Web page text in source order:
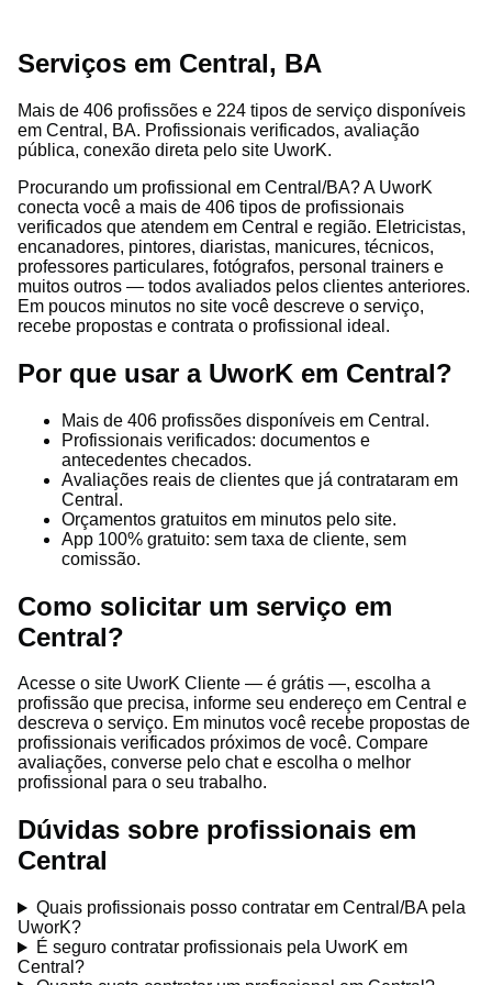
Serviços em Central, BA
Mais de 406 profissões e 224 tipos de serviço disponíveis
em Central, BA. Profissionais verificados, avaliação
pública, conexão direta pelo site UworK.
Procurando um profissional em Central/BA? A UworK
conecta você a mais de 406 tipos de profissionais
verificados que atendem em Central e região. Eletricistas,
encanadores, pintores, diaristas, manicures, técnicos,
professores particulares, fotógrafos, personal trainers e
muitos outros — todos avaliados pelos clientes anteriores.
Em poucos minutos no site você descreve o serviço,
recebe propostas e contrata o profissional ideal.
Por que usar a UworK em Central?
Mais de 406 profissões disponíveis em Central.
Profissionais verificados: documentos e
antecedentes checados.
Avaliações reais de clientes que já contrataram em
Central.
Orçamentos gratuitos em minutos pelo site.
App 100% gratuito: sem taxa de cliente, sem
comissão.
Como solicitar um serviço em
Central?
Acesse o site UworK Cliente — é grátis —, escolha a
profissão que precisa, informe seu endereço em Central e
descreva o serviço. Em minutos você recebe propostas de
profissionais verificados próximos de você. Compare
avaliações, converse pelo chat e escolha o melhor
profissional para o seu trabalho.
Dúvidas sobre profissionais em
Central
Quais profissionais posso contratar em Central/BA pela
UworK?
É seguro contratar profissionais pela UworK em
Central?